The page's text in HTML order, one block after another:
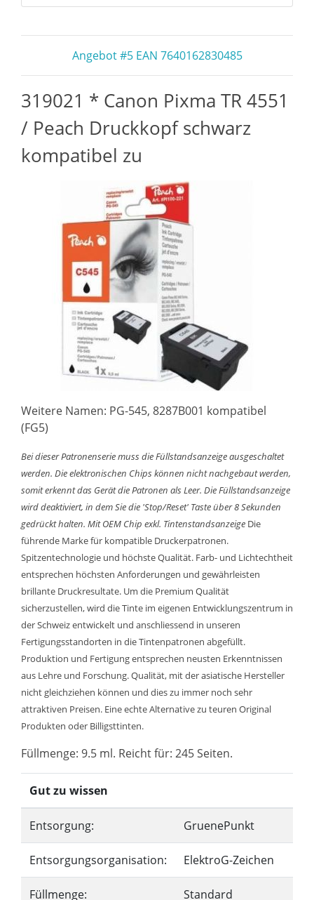
Angebot #5 EAN 7640162830485
319021 * Canon Pixma TR 4551
/ Peach Druckkopf schwarz
kompatibel zu
Weitere Namen: PG-545, 8287B001 kompatibel
(FG5)
Bei dieser Patronenserie muss die Füllstandsanzeige ausgeschaltet
werden. Die elektronischen Chips können nicht nachgebaut werden,
somit erkennt das Gerät die Patronen als Leer. Die Füllstandsanzeige
wird deaktiviert, in dem Sie die 'Stop/Reset' Taste über 8 Sekunden
gedrückt halten. Mit OEM Chip exkl. Tintenstandsanzeige Die
führende Marke für kompatible Druckerpatronen.
Spitzentechnologie und höchste Qualität. Farb- und Lichtechtheit
entsprechen höchsten Anforderungen und gewährleisten
brillante Druckresultate. Um die Premium Qualität
sicherzustellen, wird die Tinte im eigenen Entwicklungszentrum in
der Schweiz entwickelt und anschliessend in unseren
Fertigungsstandorten in die Tintenpatronen abgefüllt.
Produktion und Fertigung entsprechen neusten Erkenntnissen
aus Lehre und Forschung. Qualität, mit der asiatische Hersteller
nicht gleichziehen können und dies zu immer noch sehr
attraktiven Preisen. Eine echte Alternative zu teuren Original
Produkten oder Billigsttinten.
Füllmenge: 9.5 ml. Reicht für: 245 Seiten.
Gut zu wissen
Entsorgung: GruenePunkt
Entsorgungsorganisation: ElektroG-Zeichen
Füllmenge: Standard